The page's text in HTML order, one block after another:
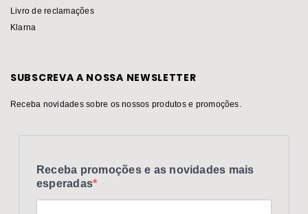
Livro de reclamações
Klarna
SUBSCREVA A NOSSA NEWSLETTER
Receba novidades sobre os nossos produtos e promoções.
Receba promoções e as novidades mais
esperadas